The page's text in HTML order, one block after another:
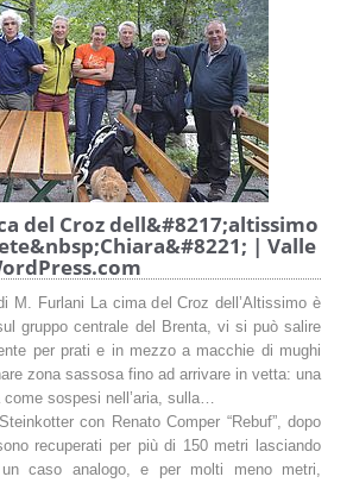
del Croz dell&#8217;altissimo
| Valle
M. Furlani La cima del Croz dell’Altissimo è
gruppo centrale del Brenta, vi si può salire
per prati e in mezzo a macchie di mughi
zona sassosa fino ad arrivare in vetta: una
sospesi nell’aria, sulla…
con Renato Comper “Rebuf”, dopo
recuperati per più di 150 metri lasciando
caso analogo, e per molti meno metri,